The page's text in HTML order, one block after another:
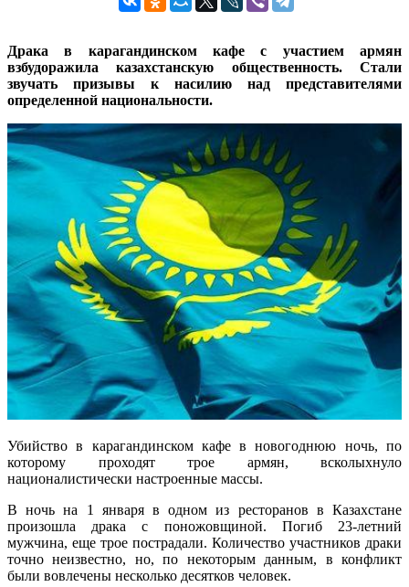
Драка в карагандинском кафе с участием армян
взбудоражила казахстанскую общественность. Стали
звучать призывы к насилию над представителями
определенной национальности.
Убийство в карагандинском кафе в новогоднюю ночь, по
которому проходят трое армян, всколыхнуло
националистически настроенные массы.
В ночь на 1 января в одном из ресторанов в Казахстане
произошла драка с поножовщиной. Погиб 23-летний
мужчина, еще трое пострадали. Количество участников драки
точно неизвестно, но, по некоторым данным, в конфликт
были вовлечены несколько десятков человек.